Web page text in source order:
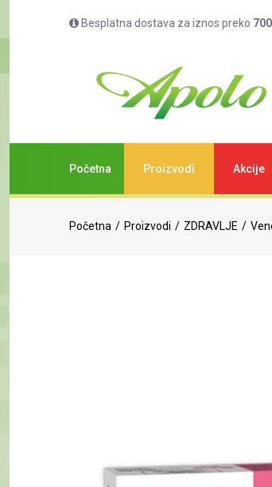
Besplatna dostava za iznos preko
Početna Proizvodi Akcije
Početna Proizvodi ZDRAVLJE